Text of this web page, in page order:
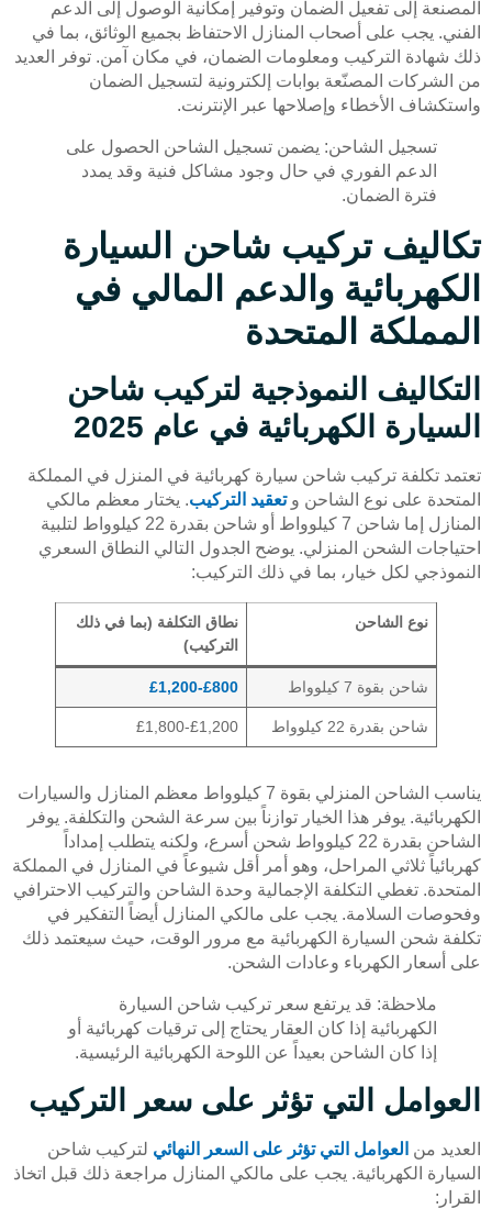
المصنعة إلى تفعيل الضمان وتوفير إمكانية الوصول إلى الدعم
الفني. يجب على أصحاب المنازل الاحتفاظ بجميع الوثائق، بما في
ذلك شهادة التركيب ومعلومات الضمان، في مكان آمن. توفر العديد
من الشركات المصنّعة بوابات إلكترونية لتسجيل الضمان
واستكشاف الأخطاء وإصلاحها عبر الإنترنت.
تسجيل الشاحن: يضمن تسجيل الشاحن الحصول على
الدعم الفوري في حال وجود مشاكل فنية وقد يمدد
فترة الضمان.
تكاليف تركيب شاحن السيارة
الكهربائية والدعم المالي في
المملكة المتحدة
التكاليف النموذجية لتركيب شاحن
السيارة الكهربائية في عام 2025
تعتمد تكلفة تركيب شاحن سيارة كهربائية في المنزل في المملكة
المتحدة على نوع الشاحن وتعقيد التركيب. يختار معظم مالكي
المنازل إما شاحن 7 كيلوواط أو شاحن بقدرة 22 كيلوواط لتلبية
احتياجات الشحن المنزلي. يوضح الجدول التالي النطاق السعري
النموذجي لكل خيار، بما في ذلك التركيب:
نوع الشاحن
نطاق التكلفة (بما في ذلك
التركيب)
شاحن بقوة 7 كيلوواط £800-£1,200
شاحن بقدرة 22 كيلوواط £1,200-£1,800
يناسب الشاحن المنزلي بقوة 7 كيلوواط معظم المنازل والسيارات
الكهربائية. يوفر هذا الخيار توازناً بين سرعة الشحن والتكلفة. يوفر
الشاحن بقدرة 22 كيلوواط شحن أسرع، ولكنه يتطلب إمداداً
كهربائياً ثلاثي المراحل، وهو أمر أقل شيوعاً في المنازل في المملكة
المتحدة. تغطي التكلفة الإجمالية وحدة الشاحن والتركيب الاحترافي
وفحوصات السلامة. يجب على مالكي المنازل أيضاً التفكير في
تكلفة شحن السيارة الكهربائية مع مرور الوقت، حيث سيعتمد ذلك
على أسعار الكهرباء وعادات الشحن.
ملاحظة: قد يرتفع سعر تركيب شاحن السيارة
الكهربائية إذا كان العقار يحتاج إلى ترقيات كهربائية أو
إذا كان الشاحن بعيداً عن اللوحة الكهربائية الرئيسية.
العوامل التي تؤثر على سعر التركيب
العديد من العوامل التي تؤثر على السعر النهائي لتركيب شاحن
السيارة الكهربائية. يجب على مالكي المنازل مراجعة ذلك قبل اتخاذ
القرار: